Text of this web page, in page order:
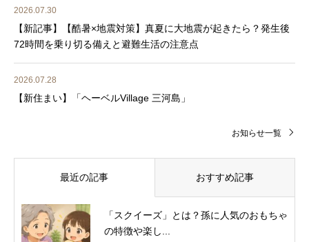
2026.07.30
【新記事】【酷暑×地震対策】真夏に大地震が起きたら？発生後
72時間を乗り切る備えと避難生活の注意点
2026.07.28
【新住まい】「ヘーベルVillage 三河島」
お知らせ一覧
最近の記事 おすすめ記事
「スクイーズ」とは？孫に人気のおもちゃ
の特徴や楽し...